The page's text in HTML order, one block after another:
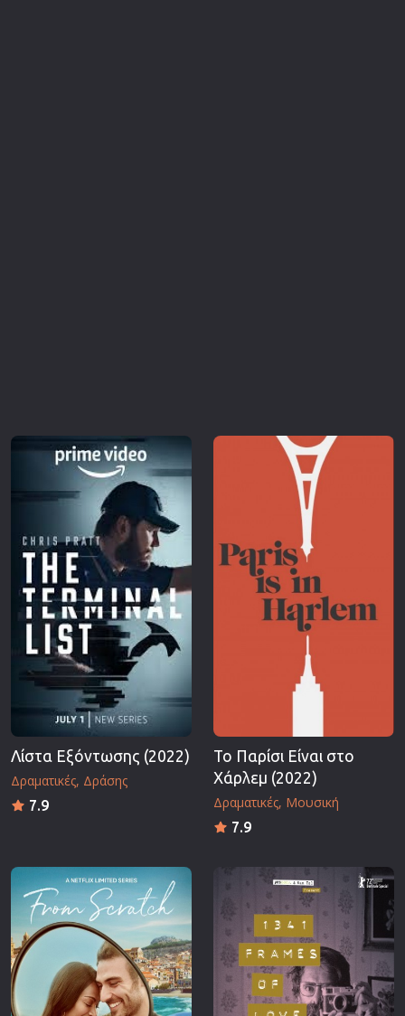
Λίστα Εξόντωσης (2022)
Δραματικές Δράσης
7.9
Το Παρίσι Είναι στο
Χάρλεμ (2022)
Δραματικές Μουσική
7.9